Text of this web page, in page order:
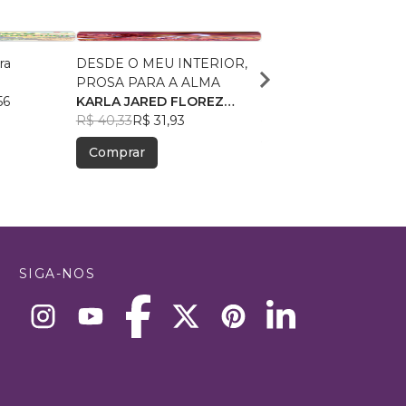
DESDE O MEU INTERIOR,
PROSA PARA A ALMA
KARLA JARED FLOREZ
VADEL
R$ 40,33R$ 31,93
Comprar
Jackson
SIGA-NOS